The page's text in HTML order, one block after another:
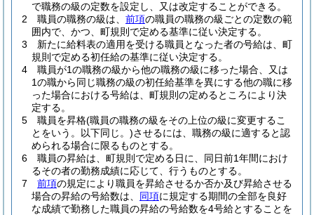
で職務の級の定数を設定し、又は改定することができる。
2
職員の職務の級は、 前項の職員の職務の級ごとの定数の範
囲内で、かつ、町規則で定める基準に従い決定する。
3
新たに給料表の適用を受ける職員となった者の号給は、町
規則で定める初任給の基準に従い決定する。
4
職員が1の職務の級から他の職務の級に移った場合、又は
1の職から同じ職務の級の初任給基準を異にする他の職に移
った場合における号給は、町規則の定めるところにより決
定する。
5
職員を昇格(職員の職務の級をその上位の級に変更するこ
とをいう。以下同じ。)させるには、職務の級に適すると認
められる場合に限るものとする。
6
職員の昇給は、町規則で定める日に、同日前1年間におけ
るその者の勤務成績に応じて、行うものとする。
7
前項の規定により職員を昇給させるか否か及び昇給させる
場合の昇給の号給数は、 同項に規定する期間の全部を良好
な成績で勤務した職員の昇給の号給数を4号給とすることを